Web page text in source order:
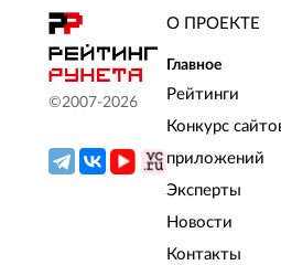
©2007-2026
О ПРОЕКТЕ
Главное
Рейтинги
Конкурс
приложений
Эксперты
Новости
Контакты